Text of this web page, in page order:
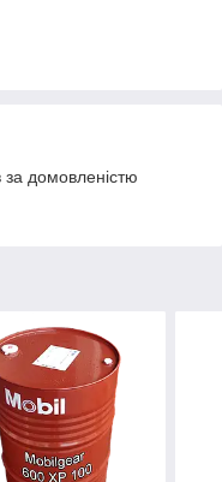
домовленістю